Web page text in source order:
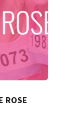
ROSE